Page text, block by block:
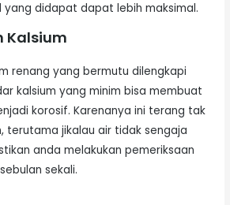
yang didapat dapat lebih maksimal.
Kalsium
renang yang bermutu dilengkapi
kalsium yang minim bisa membuat
korosif. Karenanya ini terang tak
terutama jikalau air tidak sengaja
anda melakukan pemeriksaan
sekali.